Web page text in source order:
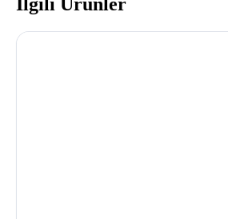
İlgili Ürünler